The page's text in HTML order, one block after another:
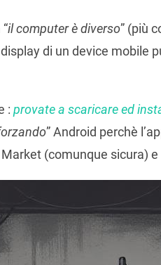
il computer è diverso” (più
display di un device mobile
: provate a scaricare ed
” Android perchè
(comunque sicura) e